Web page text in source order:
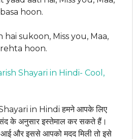
hoon.
sukoon, Miss you, Maa,
hoon.
Shayari in Hindi- Cool,
in Hindi हमने आपके लिए
के अनुसार इस्तेमाल कर सकते हैं।
और इससे आपको मदद मिली तो इसे